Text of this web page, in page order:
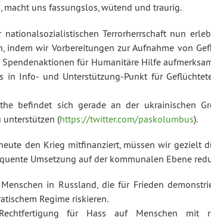
uns fassungslos, wütend und traurig.
Terrorherrschaft nun
wir Vorbereitungen zur Aufnahme von
für Humanitäre Hilfe
in Info- und Unterstützung-Punkt für
befindet sich gerade an der ukrainischen
(https://twitter.com/paskolumbus).
den Krieg mitfinanziert, müssen wir gezielt
Umsetzung auf der kommunalen Ebene
in Russland, die für Frieden
Regime riskieren.
für Hass auf Menschen mit